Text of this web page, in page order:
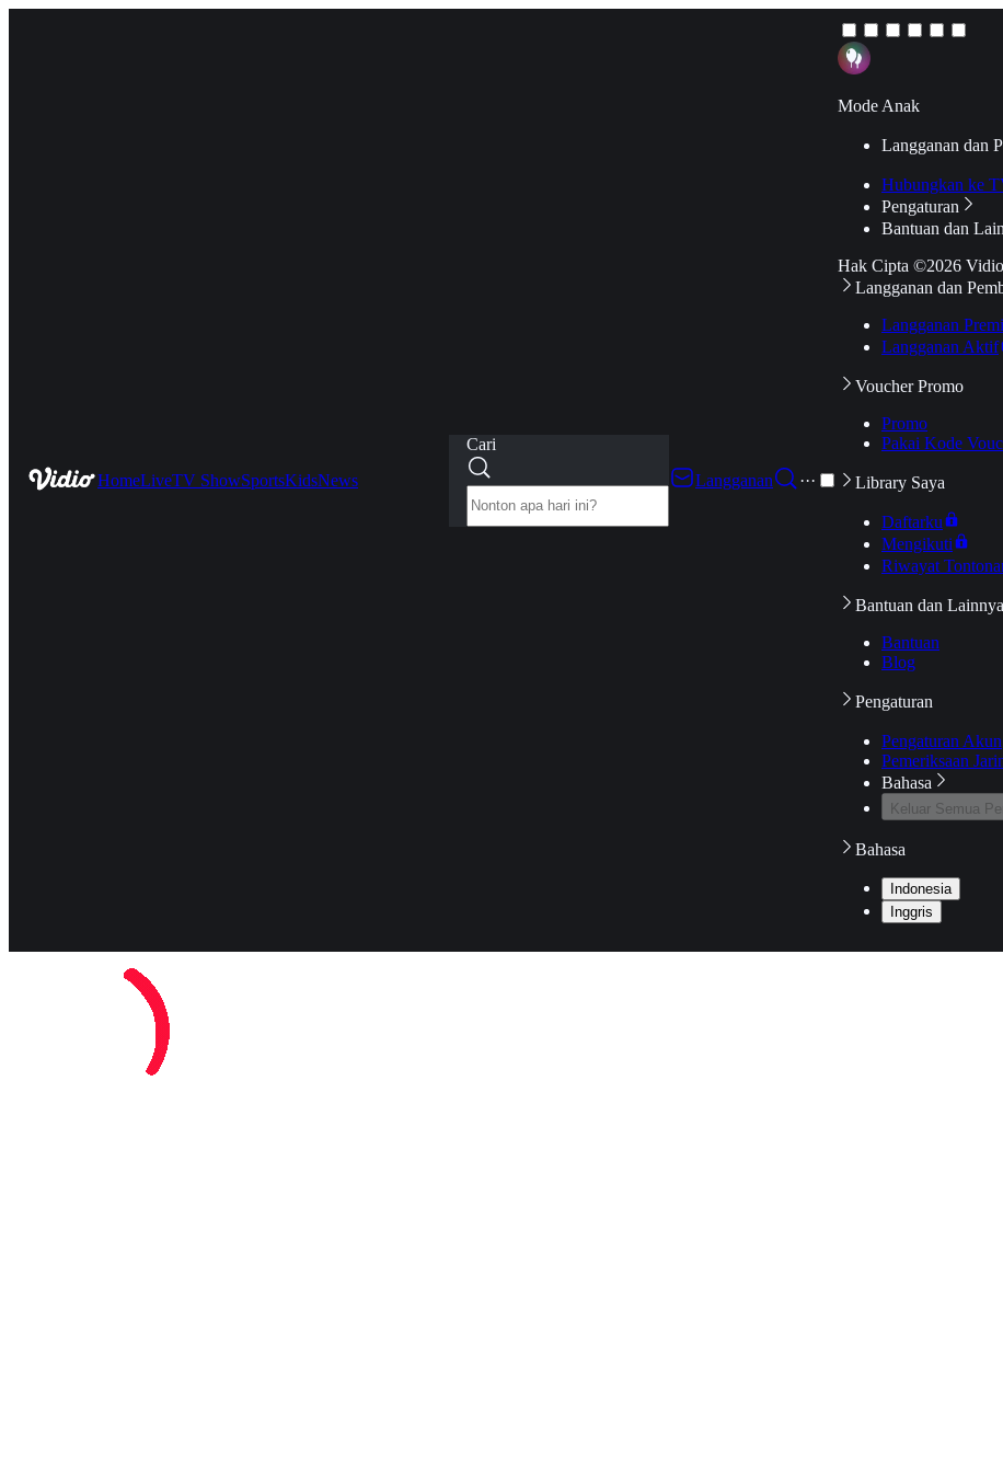
HomeLiveTV ShowSportsKidsNews
Cari
Langganan
···
Mode Anak
Langganan dan
Hubungkan ke
Pengaturan
Bantuan dan
Hak Cipta ©2026
Langganan dan
Langganan
Langganan Aktif
Voucher Promo
Promo
Pakai Kode
Library Saya
Daftarku
Mengikuti
Riwayat
Bantuan dan Lainnya
Bantuan
Blog
Pengaturan
Pengaturan Akun
Pemeriksaan
Bahasa
Keluar Semua
Bahasa
Indonesia
Inggris